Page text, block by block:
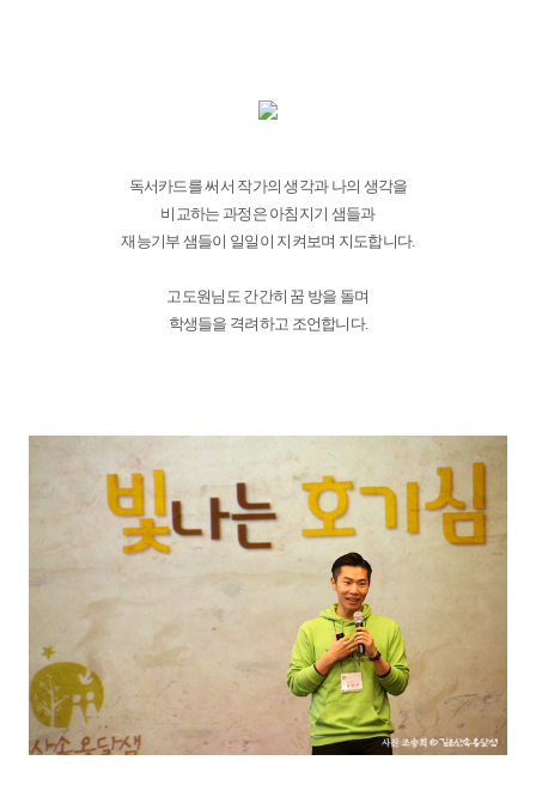
독서카드를 써서 작가의 생각과 나의 생각을
비교하는 과정은 아침지기 샘들과
재능기부 샘들이 일일이 지켜보며 지도합니다.
고도원님도 간간히 꿈 방을 돌며
학생들을 격려하고 조언합니다.